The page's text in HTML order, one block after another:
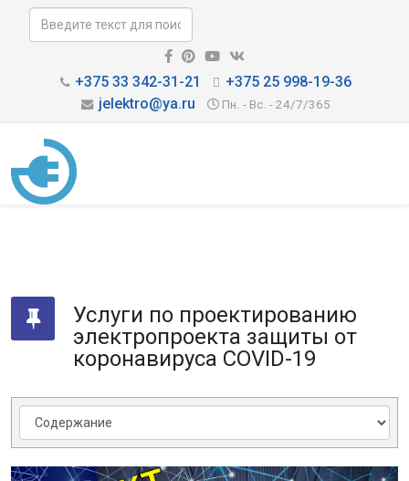
+375 33 342-31-21
+375 25 998-19-36
jelektro@ya.ru
Пн. - Вс. - 24/7/365
Услуги по проектированию
электропроекта защиты от
коронавируса COVID-19